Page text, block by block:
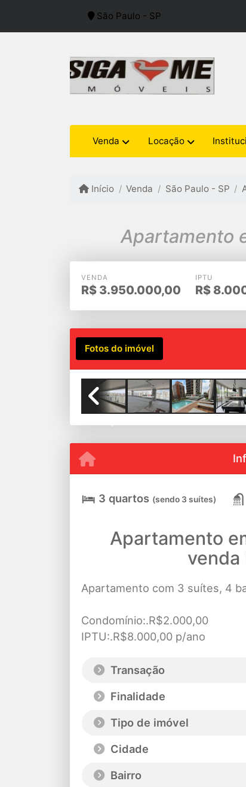
São Paulo - SP
Venda Locação
Início Venda São Paulo - SP
Apartamento
VENDA
R$ 3.950.000,00
IPTU
R$
Fotos do imóvel
3 quartos (sendo 3 suítes)
Apartamento
Apartamento com 3 suítes, 4
Condomínio:.R$2.000,00
IPTU:.R$8.000,00 p/ano
Transação
Finalidade
Tipo de imóvel
Cidade
Bairro